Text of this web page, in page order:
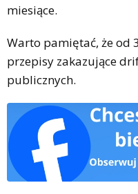
miesiące.
Warto pamiętać, że od
przepisy zakazujące
publicznych.